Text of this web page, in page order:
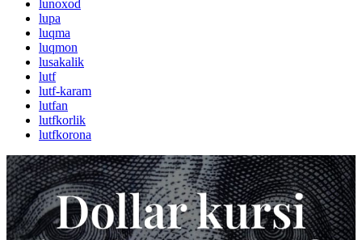
lunoxod
lupa
luqma
luqmon
lusakalik
lutf
lutf-karam
lutfan
lutfkorlik
lutfkorona